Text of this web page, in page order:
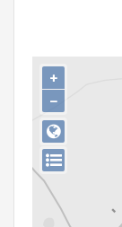
Persoon of collectief
Downloads
Hergebruik
Aanmelden
+
−